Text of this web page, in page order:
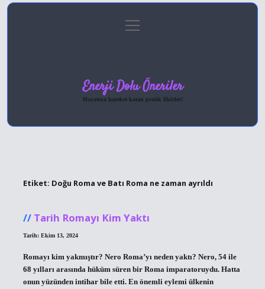
Gizlilik Politikası
menüyü
aç
Enerji Dolu Öneriler
Hayatına hareket katan pratik fikirler!
Etiket: Doğu Roma ve Batı Roma ne zaman ayrıldı
Tarih Romayı Kim Yaktı
Tarih: Ekim 13, 2024
Romayı kim yakmıştır? Nero Roma’yı neden yaktı? Nero, 54 ile
68 yılları arasında hüküm süren bir Roma imparatoruydu. Hatta
onun yüzünden intihar bile etti. En önemli eylemi ülkenin